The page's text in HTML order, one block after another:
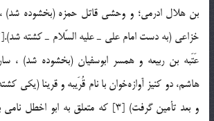
بن هلال ادرمی؛ و وحشی قاتل حمزه (بخشوده شد)
عَتَبه بن ربیعه و همسر ابوسفیان (بخشوده شد) ،
هاشم، دو كنیز آوازه‌خوان با نام قُرَیبه و قرینا (یكی